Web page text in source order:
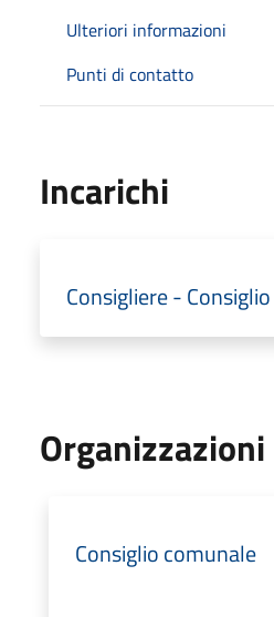
Ulteriori informazioni
Punti di contatto
Incarichi
Consigliere -
Organizzazioni
Consiglio comunale